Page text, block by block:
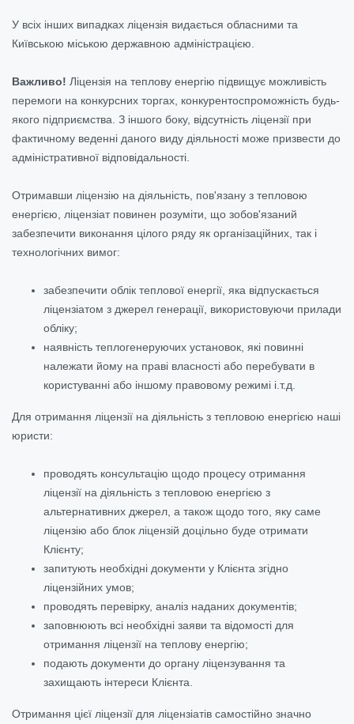
У всіх інших випадках ліцензія видається обласними та
Київською міською державною адміністрацією.
Важливо! Ліцензія на теплову енергію підвищує можливість
перемоги на конкурсних торгах, конкурентоспроможність будь-
якого підприємства. З іншого боку, відсутність ліцензії при
фактичному веденні даного виду діяльності може призвести до
адміністративної відповідальності.
Отримавши ліцензію на діяльність, пов'язану з тепловою
енергією, ліцензіат повинен розуміти, що зобов'язаний
забезпечити виконання цілого ряду як організаційних, так і
технологічних вимог:
забезпечити облік теплової енергії, яка відпускається
ліцензіатом з джерел генерації, використовуючи прилади
обліку;
наявність теплогенеруючих установок, які повинні
належати йому на праві власності або перебувати в
користуванні або іншому правовому режимі і.т.д.
Для отримання ліцензії на діяльність з тепловою енергією наші
юристи:
проводять консультацію щодо процесу отримання
ліцензії на діяльність з тепловою енергією з
альтернативних джерел, а також щодо того, яку саме
ліцензію або блок ліцензій доцільно буде отримати
Клієнту;
запитують необхідні документи у Клієнта згідно
ліцензійних умов;
проводять перевірку, аналіз наданих документів;
заповнюють всі необхідні заяви та відомості для
отримання ліцензії на теплову енергію;
подають документи до органу ліцензування та
захищають інтереси Клієнта.
Отримання цієї ліцензії для ліцензіатів самостійно значно